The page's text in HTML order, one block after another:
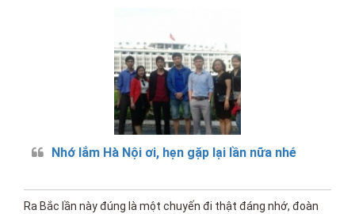
Nhớ lắm Hà Nội ơi, hẹn gặp lại lần nữa nhé
Ra Bắc lần này đúng là một chuyến đi thật đáng nhớ, đoàn